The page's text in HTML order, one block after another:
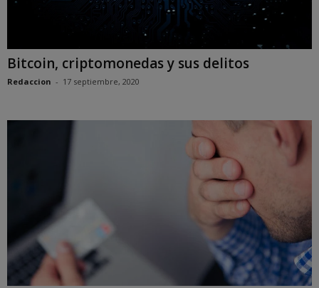
Bitcoin, criptomonedas y sus delitos
Redaccion - 17 septiembre, 2020